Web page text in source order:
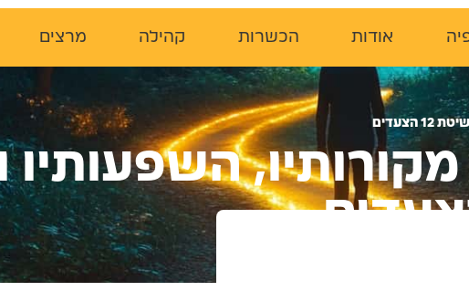
אודות הכשרות קהילה מרצים
השפעותיו